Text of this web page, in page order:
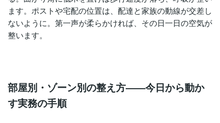
ます。ポストや宅配の位置は、配達と家族の動線が交差し
ないように。第一声が柔らかければ、その日一日の空気が
整います。
部屋別・ゾーン別の整え方――今日から動か
す実務の手順